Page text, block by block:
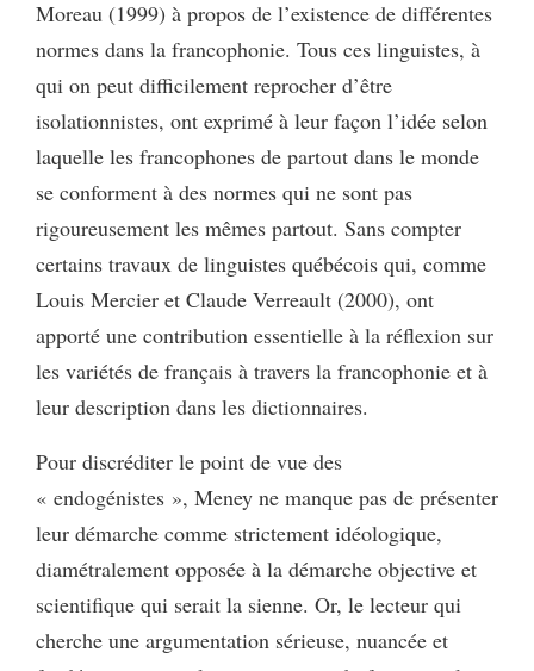
Moreau (1999) à propos de l’existence de différentes
normes dans la francophonie. Tous ces linguistes, à
qui on peut difficilement reprocher d’être
isolationnistes, ont exprimé à leur façon l’idée selon
laquelle les francophones de partout dans le monde
se conforment à des normes qui ne sont pas
rigoureusement les mêmes partout. Sans compter
certains travaux de linguistes québécois qui, comme
Louis Mercier et Claude Verreault (2000), ont
apporté une contribution essentielle à la réflexion sur
les variétés de français à travers la francophonie et à
leur description dans les dictionnaires.
Pour discréditer le point de vue des
« endogénistes », Meney ne manque pas de présenter
leur démarche comme strictement idéologique,
diamétralement opposée à la démarche objective et
scientifique qui serait la sienne. Or, le lecteur qui
cherche une argumentation sérieuse, nuancée et